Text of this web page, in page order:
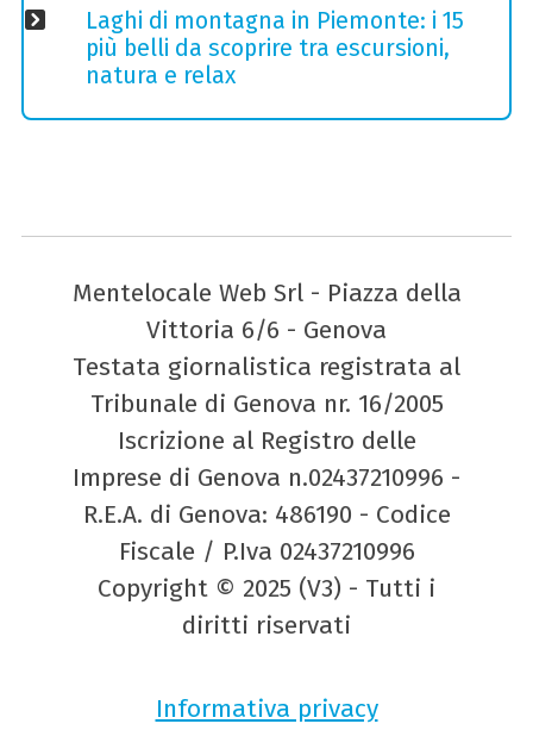
Laghi di montagna in Piemonte: i 15
più belli da scoprire tra escursioni,
natura e relax
Mentelocale Web Srl - Piazza della
Vittoria 6/6 - Genova
Testata giornalistica registrata al
Tribunale di Genova nr. 16/2005
Iscrizione al Registro delle
Imprese di Genova n.02437210996 -
R.E.A. di Genova: 486190 - Codice
Fiscale / P.Iva 02437210996
Copyright © 2025 (V3) - Tutti i
diritti riservati
Informativa privacy